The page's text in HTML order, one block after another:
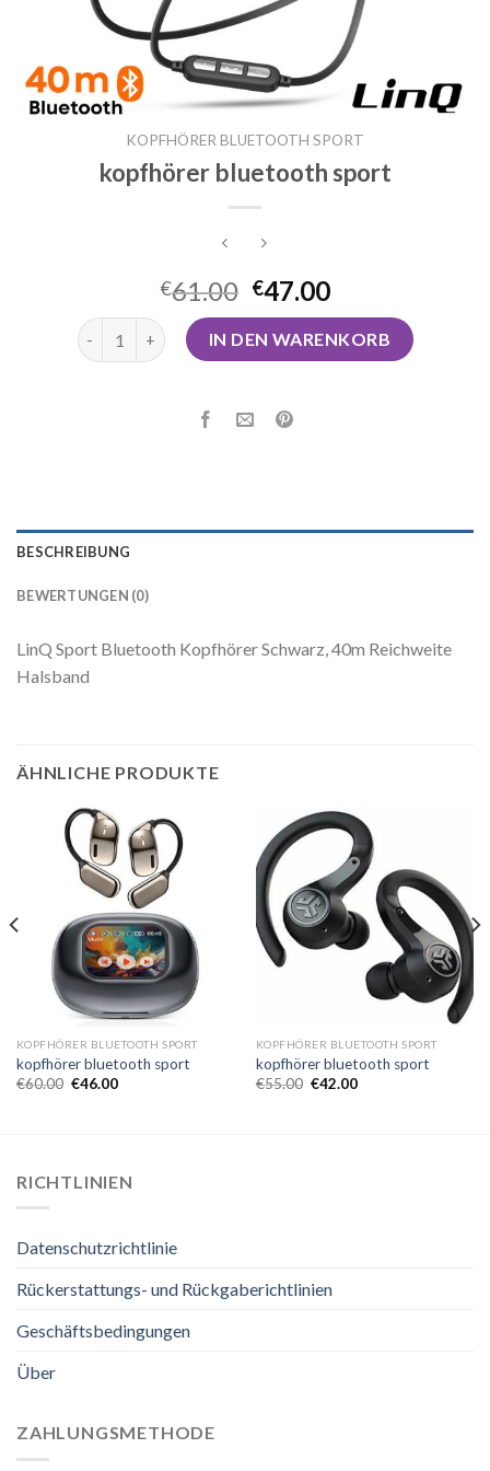
KOPFHÖRER BLUETOOTH SPORT
kopfhörer bluetooth sport
€61.00 €47.00
kopfhörer bluetooth sport Menge
IN DEN WARENKORB
BESCHREIBUNG
BEWERTUNGEN (0)
LinQ Sport Bluetooth Kopfhörer Schwarz, 40m Reichweite
Halsband
ÄHNLICHE PRODUKTE
KOPFHÖRER BLUETOOTH SPORT
kopfhörer bluetooth sport
€60.00 €46.00
KOPFHÖRER BLUETOOTH SPORT
kopfhörer bluetooth sport
€55.00 €42.00
RICHTLINIEN
Datenschutzrichtlinie
Rückerstattungs- und Rückgaberichtlinien
Geschäftsbedingungen
Über
ZAHLUNGSMETHODE